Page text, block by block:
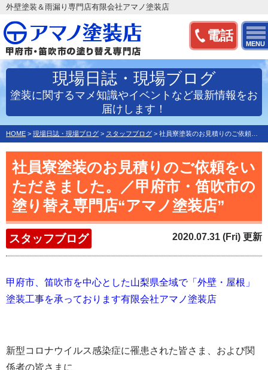
電話
MENU
外壁塗装＆雨漏り専門店有限会社アマノ塗装店
現場日誌・現場ブログ
塗装に関するマメ知識やイベントなど最新情報をお
届けします！
HOME > 現場日誌・現場ブログ > スタッフブログ > 社員寮塗装のお見積りのご依頼をいただきました。／甲府市・笛…
社員寮塗装のお見積りのご依頼をい
ただきました。／甲府市・笛吹市の
塗り替え専門店“アマノ塗装店”
スタッフブログ 2020.07.31 (Fri) 更新
甲府市、笛吹市を中心とした山梨県全域で「外壁・屋根」
塗装工事を承っております有限会社アマノ塗装店
新型コロナウイルス感染症に罹患された皆さま、および関
係者の皆さまに